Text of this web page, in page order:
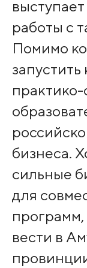
работы с
Помимо
бизнеса.
сильные
для
программ,
вести в